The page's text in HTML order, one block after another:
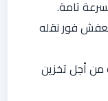
تامة.
فور نقله
أجل تخزين